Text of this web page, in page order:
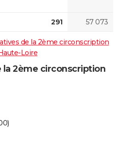
291 57 073
de la 2ème circonscription
Loire
2ème circonscription